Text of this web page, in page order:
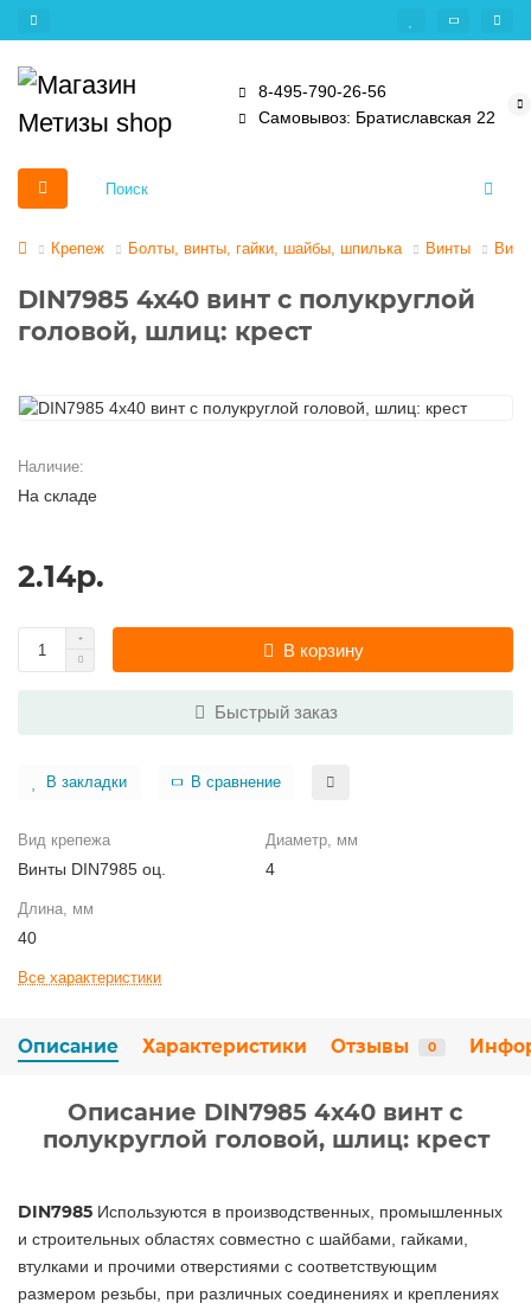
8-495-790-26-56
Самовывоз: Братиславская 22
Крепеж Болты, винты, гайки, шайбы, шпилька Винты
DIN7985 4х40 винт с полукруглой
головой, шлиц: крест
Наличие:
На складе
2.14р.
В корзину
Быстрый заказ
В закладки В сравнение
Вид крепежа
Винты DIN7985 оц.
Диаметр, мм
4
Длина, мм
40
Все характеристики
Описание Характеристики Отзывы 0
Описание DIN7985 4х40 винт с
полукруглой головой, шлиц: крест
DIN7985 Используются в производственных, промышленных
и строительных областях совместно с шайбами, гайками,
втулками и прочими отверстиями с соответствующим
размером резьбы, при различных соединениях и креплениях